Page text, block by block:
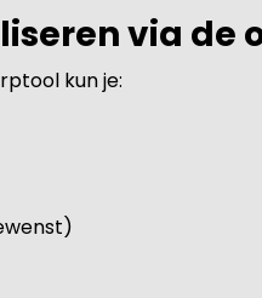
via de
kun je: